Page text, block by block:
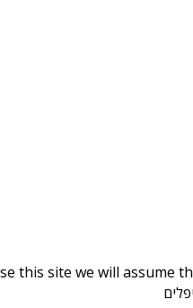
this site we will assume